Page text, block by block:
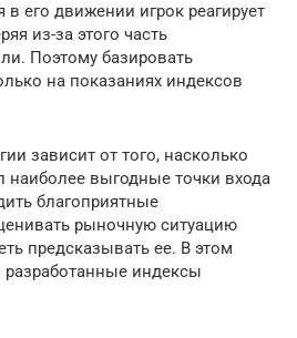
его движении игрок реагирует
из-за этого часть
Поэтому базировать
на показаниях индексов
зависит от того, насколько
наиболее выгодные точки входа
благоприятные
рыночную ситуацию
предсказывать ее. В этом
индексы